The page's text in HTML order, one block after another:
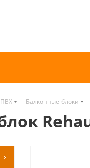
- Балконные блоки -